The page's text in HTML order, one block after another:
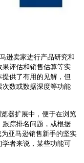
逊卖家进行产品研究和
评估和销售估算等实
供了有用的见解，但
数或数据深度等功能
器扩展中，便于在浏览
踪排名问题，或根据
亚马逊销售新手的坚实
者来说，某些功能可